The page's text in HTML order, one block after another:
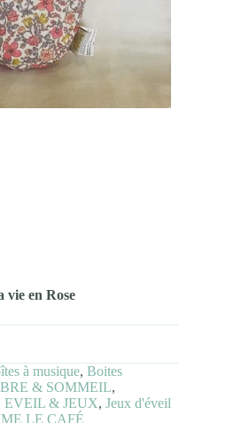
vie en Rose
à musique, Boites
& SOMMEIL,
EVEIL & JEUX, Jeux d'éveil
LE CAFÉ